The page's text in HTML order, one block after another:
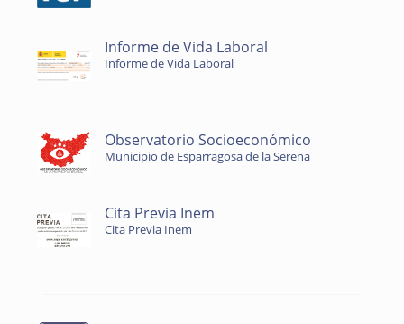
Informe de Vida Laboral
Informe de Vida Laboral
Observatorio Socioeconómico
Municipio de Esparragosa de la Serena
Cita Previa Inem
Cita Previa Inem